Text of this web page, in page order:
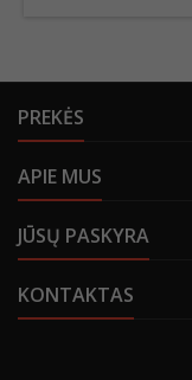
PREKĖS
APIE MUS
JŪSŲ PASKYRA
KONTAKTAS